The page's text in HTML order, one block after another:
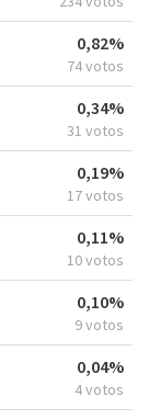
0,82%
74 votos
0,34%
31 votos
0,19%
17 votos
0,11%
10 votos
0,10%
9 votos
0,04%
4 votos